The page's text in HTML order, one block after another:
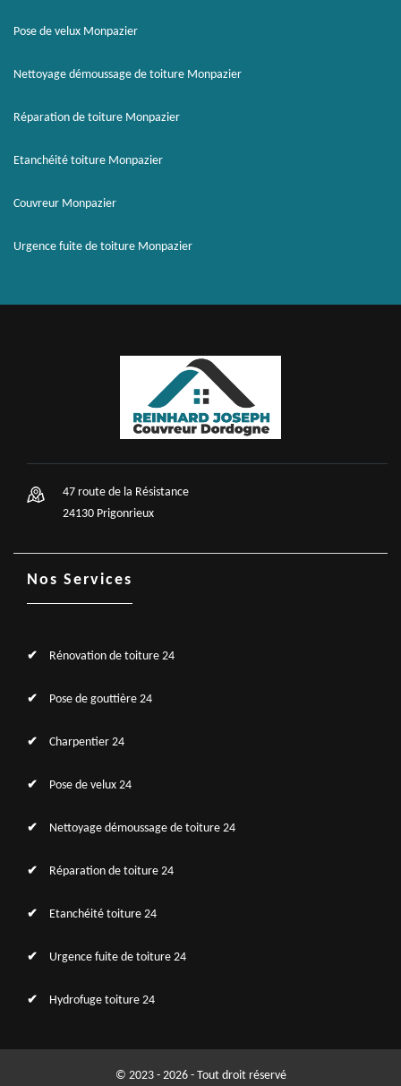
Pose de velux Monpazier
Nettoyage démoussage de toiture Monpazier
Réparation de toiture Monpazier
Etanchéité toiture Monpazier
Couvreur Monpazier
Urgence fuite de toiture Monpazier
47 route de la Résistance
24130 Prigonrieux
Nos Services
Rénovation de toiture 24
Pose de gouttière 24
Charpentier 24
Pose de velux 24
Nettoyage démoussage de toiture 24
Réparation de toiture 24
Etanchéité toiture 24
Urgence fuite de toiture 24
Hydrofuge toiture 24
© 2023 - 2026 - Tout droit réservé